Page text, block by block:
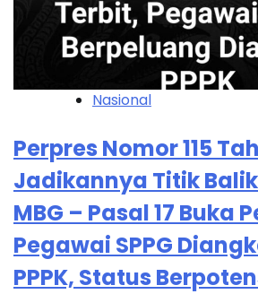
Nasional
Perpres Nomor 115
Jadikannya Titik
MBG – Pasal 17 Buka
Pegawai SPPG
PPPK, Status